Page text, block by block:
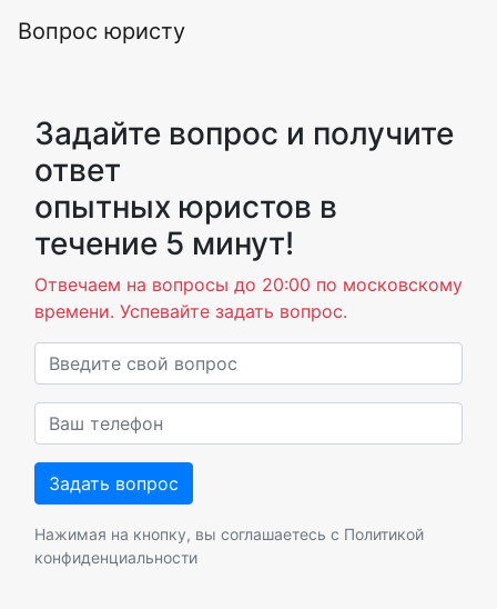
Вопрос юристу
Задайте вопрос и получите
ответ
опытных юристов в
течение 5 минут!
Отвечаем на вопросы до 20:00 по московскому
времени. Успевайте задать вопрос.
Нажимая на кнопку, вы соглашаетесь с Политикой
конфиденциальности